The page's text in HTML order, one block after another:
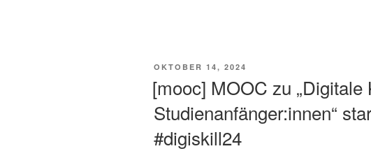
VERÖFFENTLICHT
OKTOBER 14, 2024
[mooc] MOOC zu „Digitale
Studienanfänger:innen“
#digiskill24